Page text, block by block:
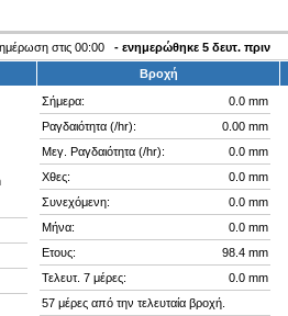
στις 00:00 - ενημερώθηκε 7δευτ. πριν
Βροχή
Σήμερα:
0.0 mm
Ραγδαιότητα (/hr):
0.00 mm
Μεγ. Ραγδαιότητα (/hr):
0.0 mm
Χθες:
0.0 mm
Συνεχόμενη:
0.0 mm
Μήνα:
0.0 mm
Ετους:
98.4 mm
Τελευτ. 7 μέρες:
0.0 mm
57 μέρες από την τελευταία βροχή.